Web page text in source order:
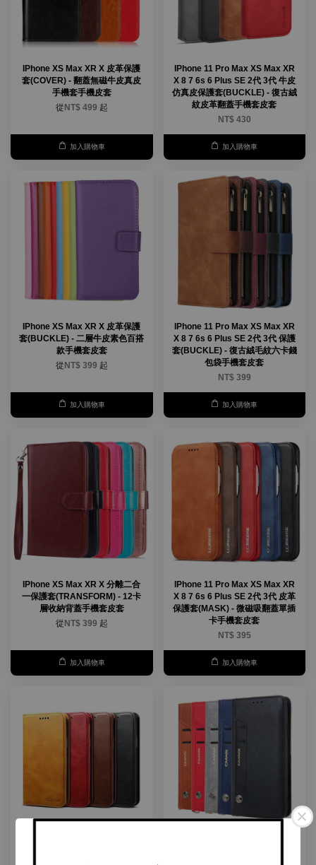
IPhone XS Max XR X 皮革保護
套(COVER) - 翻蓋無磁牛皮真皮
手機套手機皮套
從 NT$ 499 起
加入購物車
IPhone 11 Pro Max XS Max XR
X 8 7 6s 6 Plus SE 2代 3代 牛皮
仿真皮保護套(BUCKLE) - 復古絨
紋皮革翻蓋手機套皮套
NT$ 430
加入購物車
IPhone XS Max XR X 皮革保護
套(BUCKLE) - 二層牛皮素色百搭
款手機套皮套
從 NT$ 399 起
加入購物車
IPhone 11 Pro Max XS Max XR
X 8 7 6s 6 Plus SE 2代 3代 保護
套(BUCKLE) - 復古絨毛紋六卡錢
包袋手機套皮套
NT$ 399
加入購物車
IPhone XS Max XR X 分離二合
一保護套(TRANSFORM) - 12卡
層收納背蓋手機套皮套
從 NT$ 399 起
加入購物車
IPhone 11 Pro Max XS Max XR
X 8 7 6s 6 Plus SE 2代 3代 皮革
保護套(MASK) - 微磁吸翻蓋單插
卡手機套皮套
NT$ 395
加入購物車